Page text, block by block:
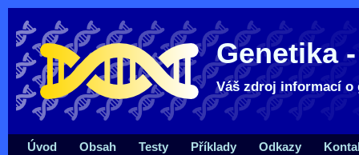
Genetika
Váš zdroj informací o
Úvod Obsah Testy Příklady Odkazy